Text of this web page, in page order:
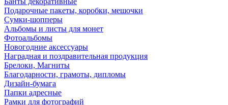
Подарочные пакеты, коробки, мешочки
Сумки-шопперы
Альбомы и листы для монет
Фотоальбомы
Новогодние аксессуары
Наградная и поздравительная продукция
Брелоки, Магниты
Благодарности, грамоты, дипломы
Дизайн-бумага
Папки адресные
Рамки для фотографий